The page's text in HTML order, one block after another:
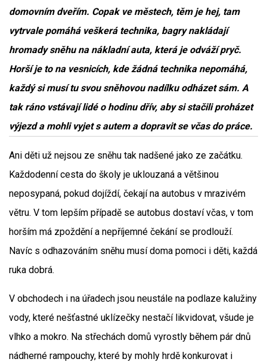
domovním dveřím. Copak ve městech, těm je hej, tam
vytrvale pomáhá veškerá technika, bagry nakládají
hromady sněhu na nákladní auta, která je odváží pryč.
Horší je to na vesnicích, kde žádná technika nepomáhá,
každý si musí tu svou sněhovou nadílku odházet sám. A
tak ráno vstávají lidé o hodinu dřív, aby si stačili proházet
výjezd a mohli vyjet s autem a dopravit se včas do práce.
Ani děti už nejsou ze sněhu tak nadšené jako ze začátku.
Každodenní cesta do školy je uklouzaná a většinou
neposypaná, pokud dojíždí, čekají na autobus v mrazivém
větru. V tom lepším případě se autobus dostaví včas, v tom
horším má zpoždění a nepříjemné čekání se prodlouží.
Navíc s odhazováním sněhu musí doma pomoci i děti, každá
ruka dobrá.
V obchodech i na úřadech jsou neustále na podlaze kalužiny
vody, které nešťastné uklízečky nestačí likvidovat, všude je
vlhko a mokro. Na střechách domů vyrostly během pár dnů
nádherné rampouchy, které by mohly hrdě konkurovat i